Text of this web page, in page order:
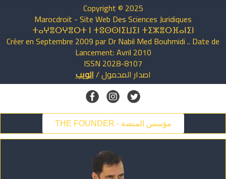
Copyright © 2025
Marocdroit - Site Web Des Sciences Juridiques
ⵜⴰⵖⴻⵔⵖⴻⵔⵜ ⵏ ⵜⵓⵙⵙⵏⵉⵡⵉⵏ ⵜⵉⵣⴻⵔⴼⴰⵏⵉⵏ
Créer en Septembre 2009 par Dr Nabil Med Bouhmidi .. Date de
Lancement: Avril 2010
ISSN 2028-8107
اصدارالمحمول/الويب
THE FOUNDER - مؤسس المنصة